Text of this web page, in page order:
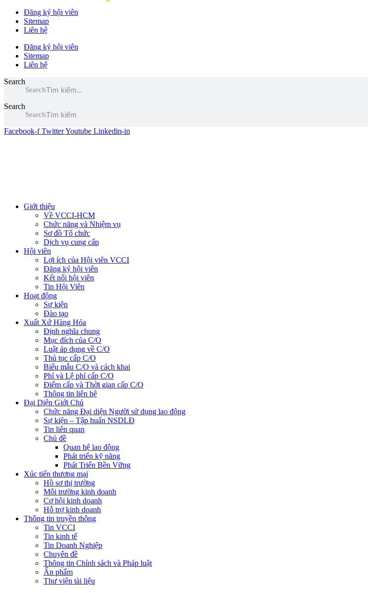
Đăng ký hội viên
Sitemap
Liên hệ
Đăng ký hội viên
Sitemap
Liên hệ
Search
Search
Search
Search
Facebook-f TwitterYoutube Linkedin-in
Giới thiệu
Về VCCI-HCM
Chức năng và Nhiệm vụ
Sơ đồ Tổ chức
Dịch vụ cung cấp
Hội viên
Lợi ích của Hội viên VCCI
Đăng ký hội viên
Kết nối hội viên
Tin Hội Viên
Hoạt động
Sự kiện
Đào tạo
Xuất Xứ Hàng Hóa
Định nghĩa chung
Mục đích của C/O
Luật áp dụng về C/O
Thủ tục cấp C/O
Biểu mẫu C/O và cách khai
Phí và Lệ phí cấp C/O
Điểm cấp và Thời gian cấp C/O
Thông tin liên hệ
Đại Diện Giới Chủ
Chức năng Đại diện Người sử dụng lao động
Sự kiện – Tập huấn NSDLĐ
Tin liên quan
Chủ đề
Quan hệ lao động
Phát triển kỹ năng
Phát Triển Bền Vững
Xúc tiến thương mại
Hồ sơ thị trường
Môi trường kinh doanh
Cơ hội kinh doanh
Hỗ trợ kinh doanh
Thông tin truyền thông
Tin VCCI
Tin kinh tế
Tin Doanh Nghiệp
Chuyên đề
Thông tin Chính sách và Pháp luật
Ấn phẩm
Thư viện tài liệu